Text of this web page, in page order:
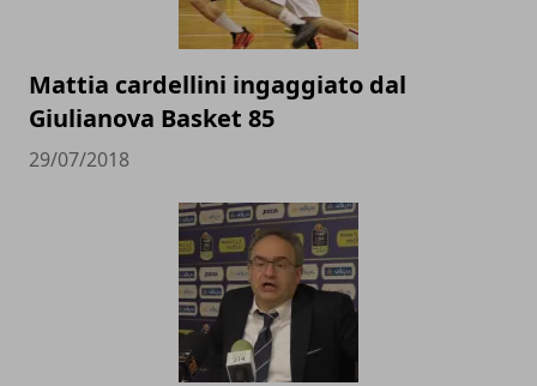
Mattia cardellini ingaggiato dal
Giulianova Basket 85
29/07/2018